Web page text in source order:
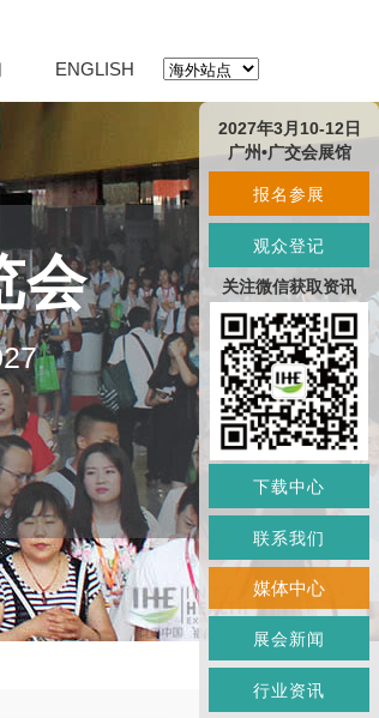
ENGLISH
会
2027年3月10-12日
广州•广交会展馆
报名参展
观众登记
关注微信获取资讯
下载中心
联系我们
媒体中心
展会新闻
行业资讯